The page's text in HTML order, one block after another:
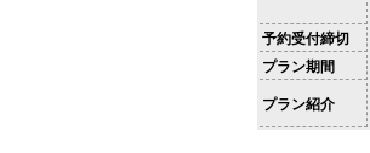
予約受付締切
プラン期間
プラン紹介